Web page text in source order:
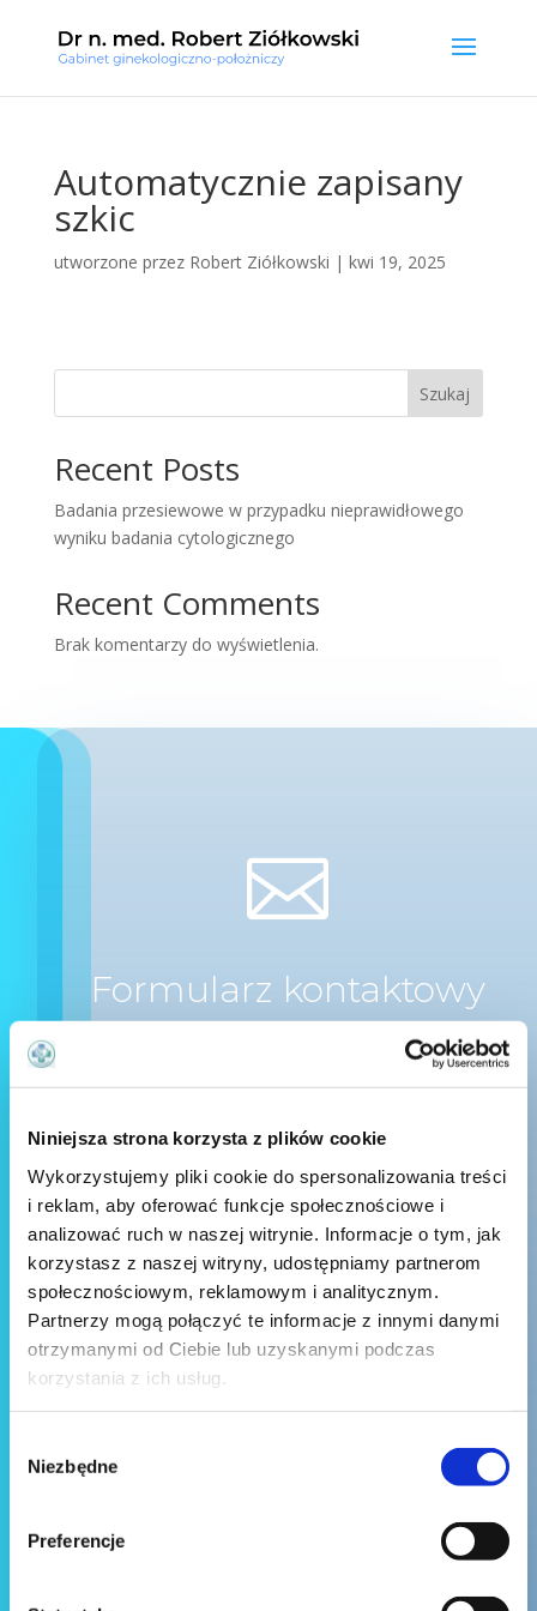
Niniejsza strona korzysta z plików cookie
Wykorzystujemy pliki cookie do spersonalizowania treści
i reklam, aby oferować funkcje społecznościowe i
analizować ruch w naszej witrynie. Informacje o tym, jak
korzystasz z naszej witryny, udostępniamy partnerom
społecznościowym, reklamowym i analitycznym.
Partnerzy mogą połączyć te informacje z innymi danymi
otrzymanymi od Ciebie lub uzyskanymi podczas
korzystania z ich usług.
zgody
Niezbędne
Preferencje
Automatycznie zapisany
szkic
utworzone przez Robert Ziółkowski | kwi 19, 2025
Szukaj
Recent Posts
Badania przesiewowe w przypadku nieprawidłowego
wyniku badania cytologicznego
Recent Comments
Brak komentarzy do wyświetlenia.

Formularz kontaktowy
Wyślij wiadomość